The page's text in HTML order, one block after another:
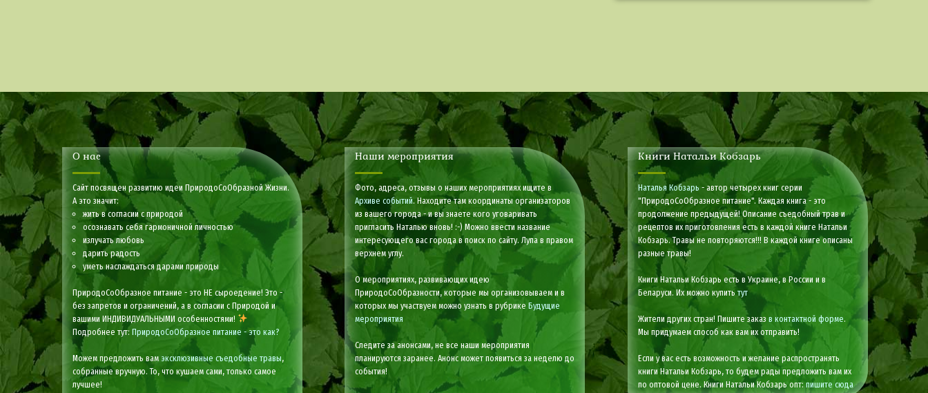
О нас
Сайт посвящен развитию идеи ПриродоСоОбразной Жизни.
А это значит:
жить в согласии с природой
осознавать себя гармоничной личностью
излучать любовь
дарить радость
уметь наслаждаться дарами природы
ПриродоСоОбразное питание - это НЕ сыроедение! Это -
без запретов и ограничений, а в согласии с Природой и
вашими ИНДИВИДУАЛЬНЫМИ особенностями!
Подробнее тут: ПриродоСоОбразное питание - это как?
Можем предложить вам эксклюзивные съедобные травы,
собранные вручную. То, что кушаем сами, только самое
лучшее!
Наши мероприятия
Фото, адреса, отзывы о наших мероприятиях ищите в
Архиве событий. Находите там координаты организаторов
из вашего города - и вы знаете кого уговаривать
пригласить Наталью вновь! :-) Можно ввести название
интересующего вас города в поиск по сайту. Лупа в правом
верхнем углу.
О мероприятиях, развивающих идею
ПриродоСоОбразности, которые мы организовываем и в
которых мы участвуем можно узнать в рубрикеБудущие
мероприятия
Следите за анонсами, не все наши мероприятия
планируются заранее. Анонс может появиться за неделю до
события!
Книги Натальи Кобзарь
Наталья Кобзарь - автор четырех книг серии
"ПриродоСоОбразное питание". Каждая книга - это
продолжение предыдущей! Описание съедобный трав и
рецептов их приготовления есть в каждой книге Натальи
Кобзарь. Травы не повторяются!!! В каждой книге описаны
разные травы!
Книги Натальи Кобзарь есть в Украине, в России и в
Беларуси. Их можно купить тут
Жители других стран! Пишите заказ в контактной форме.
Мы придумаем способ как вам их отправить!
Если у вас есть возможность и желание распространять
книги Натальи Кобзарь, то будем рады предложить вам их
по оптовой цене. Книги Натальи Кобзарь опт:пишите сюда